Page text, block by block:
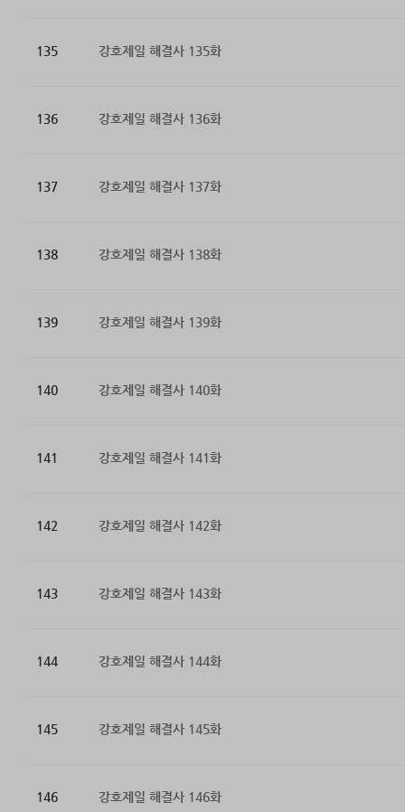
135 강호제일 해결사 135화
136 강호제일 해결사 136화
137 강호제일 해결사 137화
138 강호제일 해결사 138화
139 강호제일 해결사 139화
140 강호제일 해결사 140화
141 강호제일 해결사 141화
142 강호제일 해결사 142화
143 강호제일 해결사 143화
144 강호제일 해결사 144화
145 강호제일 해결사 145화
146 강호제일 해결사 146화